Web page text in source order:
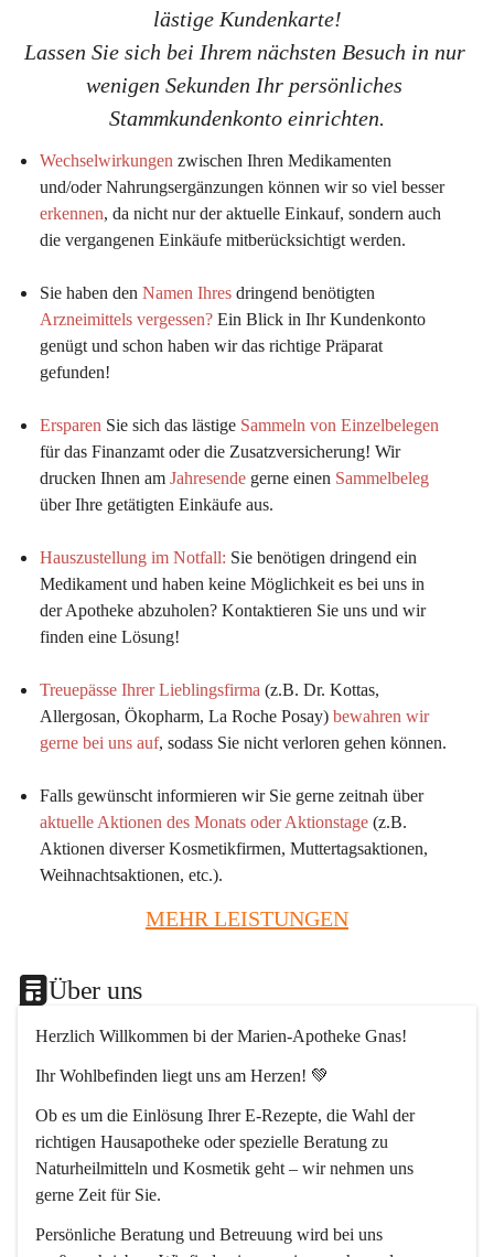
lästige Kundenkarte!
Lassen Sie sich bei Ihrem nächsten Besuch in nur
wenigen Sekunden Ihr persönliches
Stammkundenkonto einrichten.
Wechselwirkungen zwischen Ihren Medikamenten
und/oder Nahrungsergänzungen können wir so viel besser
erkennen, da nicht nur der aktuelle Einkauf, sondern auch
die vergangenen Einkäufe mitberücksichtigt werden.
Sie haben den Namen Ihres dringend benötigten
Arzneimittels vergessen? Ein Blick in Ihr Kundenkonto
genügt und schon haben wir das richtige Präparat
gefunden!
Ersparen Sie sich das lästige Sammeln von Einzelbelegen
für das Finanzamt oder die Zusatzversicherung! Wir
drucken Ihnen am Jahresende gerne einen Sammelbeleg
über Ihre getätigten Einkäufe aus.
Hauszustellung im Notfall: Sie benötigen dringend ein
Medikament und haben keine Möglichkeit es bei uns in
der Apotheke abzuholen? Kontaktieren Sie uns und wir
finden eine Lösung!
Treuepässe Ihrer Lieblingsfirma (z.B. Dr. Kottas,
Allergosan, Ökopharm, La Roche Posay) bewahren wir
gerne bei uns auf, sodass Sie nicht verloren gehen können.
Falls gewünscht informieren wir Sie gerne zeitnah über
aktuelle Aktionen des Monats oder Aktionstage (z.B.
Aktionen diverser Kosmetikfirmen, Muttertagsaktionen,
Weihnachtsaktionen, etc.).
MEHR LEISTUNGEN
Über uns
Herzlich Willkommen bi der Marien-Apotheke Gnas!
Ihr Wohlbefinden liegt uns am Herzen! 💚
Ob es um die Einlösung Ihrer E-Rezepte, die Wahl der
richtigen Hausapotheke oder spezielle Beratung zu
Naturheilmitteln und Kosmetik geht – wir nehmen uns
gerne Zeit für Sie.
Persönliche Beratung und Betreuung wird bei uns